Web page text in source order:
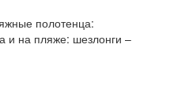
полотенца:
и на пляже: шезлонги –